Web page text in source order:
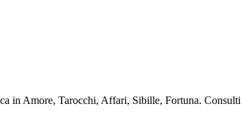
in Amore, Tarocchi, Affari, Sibille, Fortuna.